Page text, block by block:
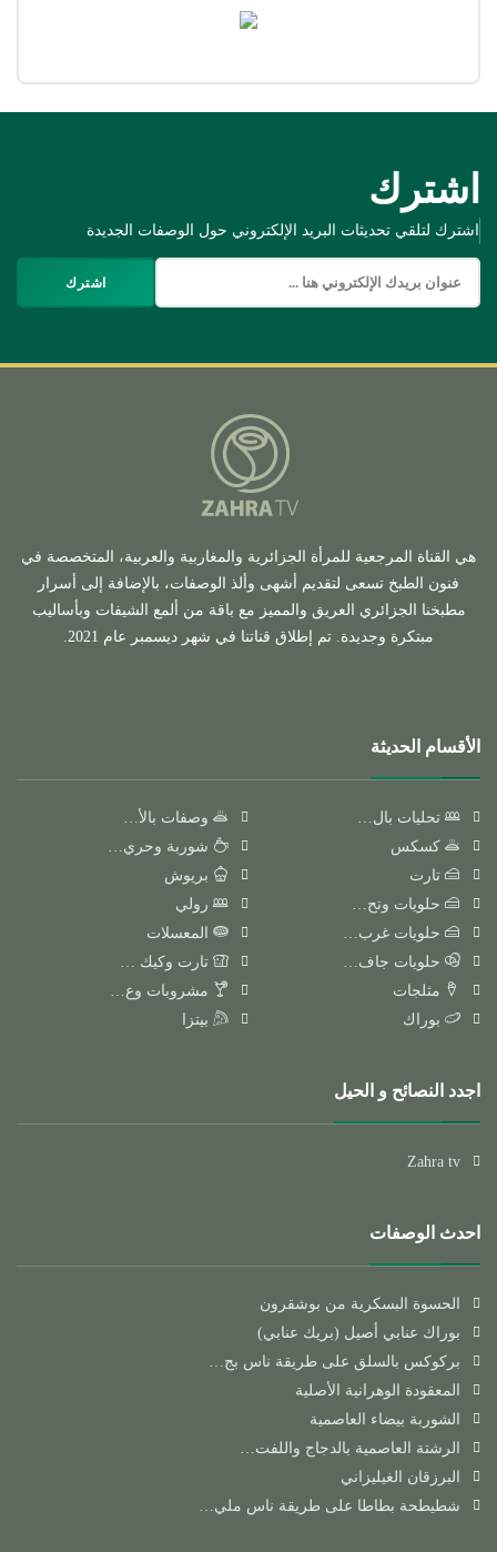
اشترك
اشترك لتلقي تحديثات البريد الإلكتروني حول الوصفات الجديدة
اشترك
هي القناة المرجعية للمرأة الجزائرية والمغاربية والعربية، المتخصصة في
فنون الطبخ تسعى لتقديم أشهى وألذ الوصفات، بالإضافة إلى أسرار
مطبخنا الجزائري العريق والمميز مع باقة من ألمع الشيفات وبأساليب
مبتكرة وجديدة. تم إطلاق قناتنا في شهر ديسمبر عام 2021.
الأقسام الحديثة
وصفات بالأ…
تحليات بال…
شوربة وحري…
كسكس
بريوش
تارت
رولي
حلويات وتح…
المعسلات
حلويات غرب…
تارت وكيك …
حلويات جاف…
مشروبات وع…
مثلجات
بيتزا
بوراك
اجدد النصائح و الحيل
Zahra tv
احدث الوصفات
الحسوة البسكرية من بوشقرون
بوراك عنابي أصيل (بريك عنابي)
بركوكس بالسلق على طريقة ناس بج…
المعقودة الوهرانية الأصلية
الشوربة بيضاء العاصمية
الرشتة العاصمية بالدجاج واللفت…
البرزقان الغيليزاني
شطيطحة بطاطا على طريقة ناس ملي…